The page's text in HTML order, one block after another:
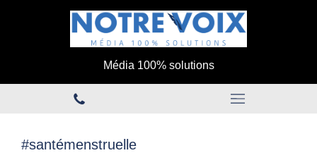
Média 100% solutions
#santémenstruelle